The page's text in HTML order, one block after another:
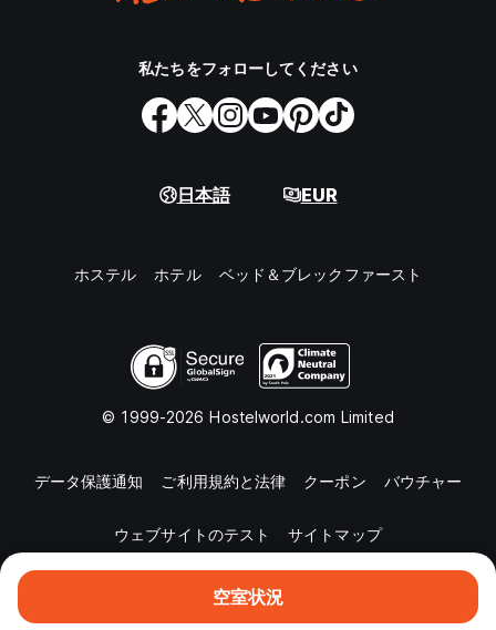
空室状況
私たちをフォローしてください
日本語 EUR
ホステル ホテル ベッド＆ブレックファースト
© 1999-2026 Hostelworld.com Limited
データ保護通知 ご利用規約と法律 クーポン バウチャー
ウェブサイトのテスト サイトマップ